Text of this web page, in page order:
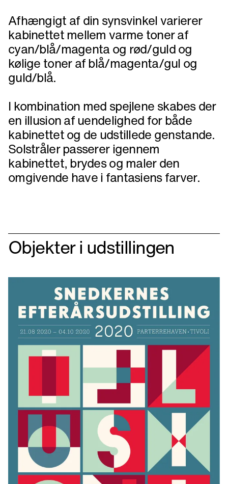
Afhængigt af din synsvinkel varierer
kabinettet mellem varme toner af
cyan/blå/magenta og rød/guld og
kølige toner af blå/magenta/gul og
guld/blå.
I kombination med spejlene skabes der
en illusion af uendelighed for både
kabinettet og de udstillede genstande.
Solstråler passerer igennem
kabinettet, brydes og maler den
omgivende have i fantasiens farver.
Objekter i udstillingen